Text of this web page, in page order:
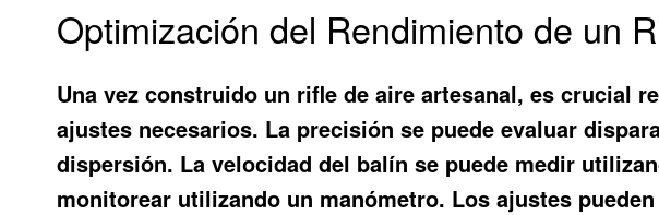
Optimización del Rendimiento de un
Una vez construido un rifle de aire artesanal, es crucial
ajustes necesarios. La precisión se puede evaluar
dispersión. La velocidad del balín se puede medir
monitorear utilizando un manómetro. Los ajustes